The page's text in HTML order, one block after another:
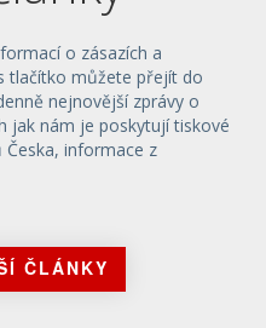
o zásazích a
tlačítko můžete přejít do
nejnovější zprávy o
jak nám je poskytují tiskové
informace z
ČLÁNKY